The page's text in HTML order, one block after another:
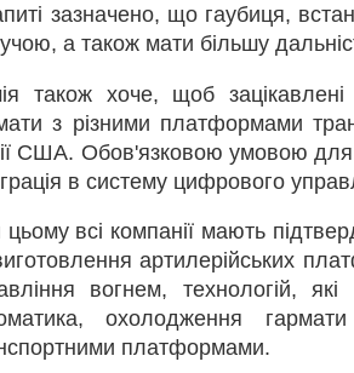
зазначено, що гаубиця,
а також мати більшу
також хоче, щоб зацікавлені
з різними платформами
США. Обов'язковою умовою для
в систему цифрового
всі компанії мають
артилерійських
вогнем, технологій,
охолодження
платформами.